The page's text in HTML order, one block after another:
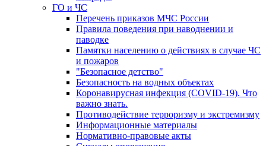
ГО и ЧС
Перечень приказов МЧС России
Правила поведения при наводнении и
паводке
Памятки населению о действиях в случае ЧС
и пожаров
"Безопасное детство"
Безопасность на водных объектах
Коронавирусная инфекция (COVID-19). Что
важно знать.
Противодействие терроризму и экстремизму
Информационные материалы
Нормативно-правовые акты